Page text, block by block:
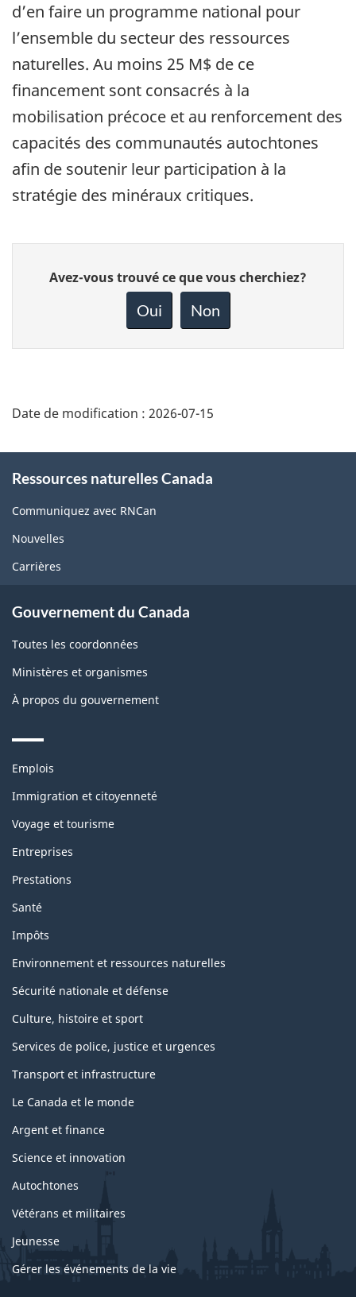
d’en faire un programme national pour
l’ensemble du secteur des ressources
naturelles. Au moins 25 M$ de ce
financement sont consacrés à la
mobilisation précoce et au renforcement des
capacités des communautés autochtones
afin de soutenir leur participation à la
stratégie des minéraux critiques.
Donnez
votre
page
Avez-vous trouvé ce que vous cherchiez?
Oui Non
Date de modification : 2026-07-15
this
site
Ressources naturelles Canada
Communiquez avec RNCan
Nouvelles
Carrières
Gouvernement du Canada
Toutes les coordonnées
Ministères et organismes
À propos du gouvernement
Themes
topics
Emplois
Immigration et citoyenneté
Voyage et tourisme
Entreprises
Prestations
Santé
Impôts
Environnement et ressources naturelles
Sécurité nationale et défense
Culture, histoire et sport
Services de police, justice et urgences
Transport et infrastructure
Le Canada et le monde
Argent et finance
Science et innovation
Autochtones
Vétérans et militaires
Jeunesse
Gérer les événements de la vie